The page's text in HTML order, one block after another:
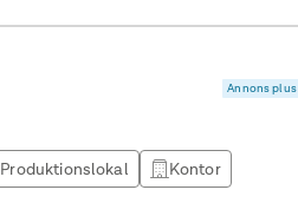
Annons plus
Produktionslokal Kontor